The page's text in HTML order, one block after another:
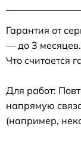
Гарантия от
— до 3 месяцев.
Что считается
Для работ:
напрямую
(например,